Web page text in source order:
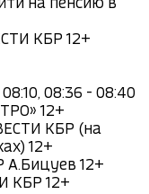
на пенсию в
КБР 12+
08:36 - 08:40
12+
КБР (на
12+
А.Бицуев 12+
КБР 12+